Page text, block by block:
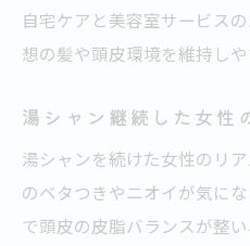
自宅ケアと美容室サービス
想の髪や頭皮環境を維持しや
湯シャン継続した女性
湯シャンを続けた女性のリ
のベタつきやニオイが気に
で頭皮の皮脂バランスが整